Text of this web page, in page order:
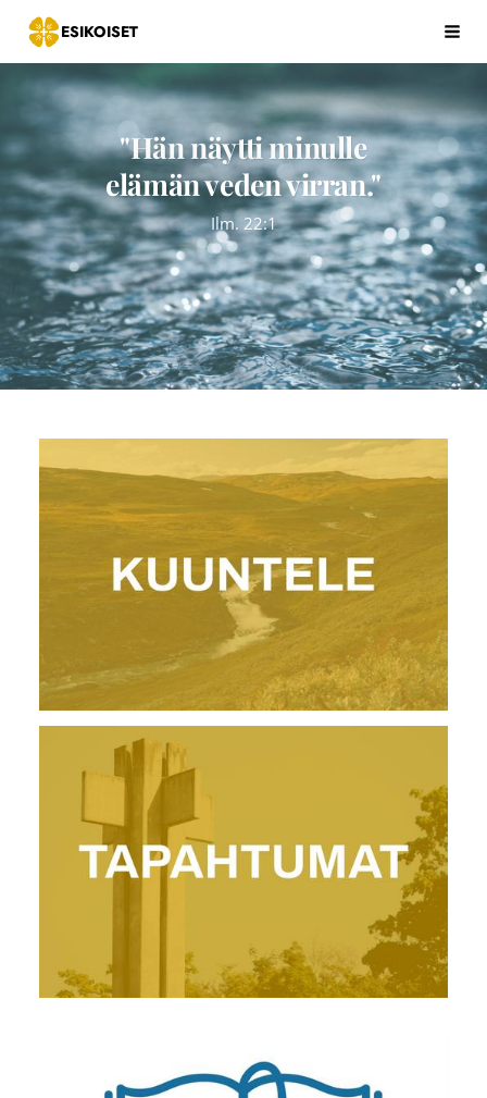
Siirry
sivun
sisältöön
ESIKOISET
"Hän näytti minulle
elämän veden virran."
Ilm. 22:1